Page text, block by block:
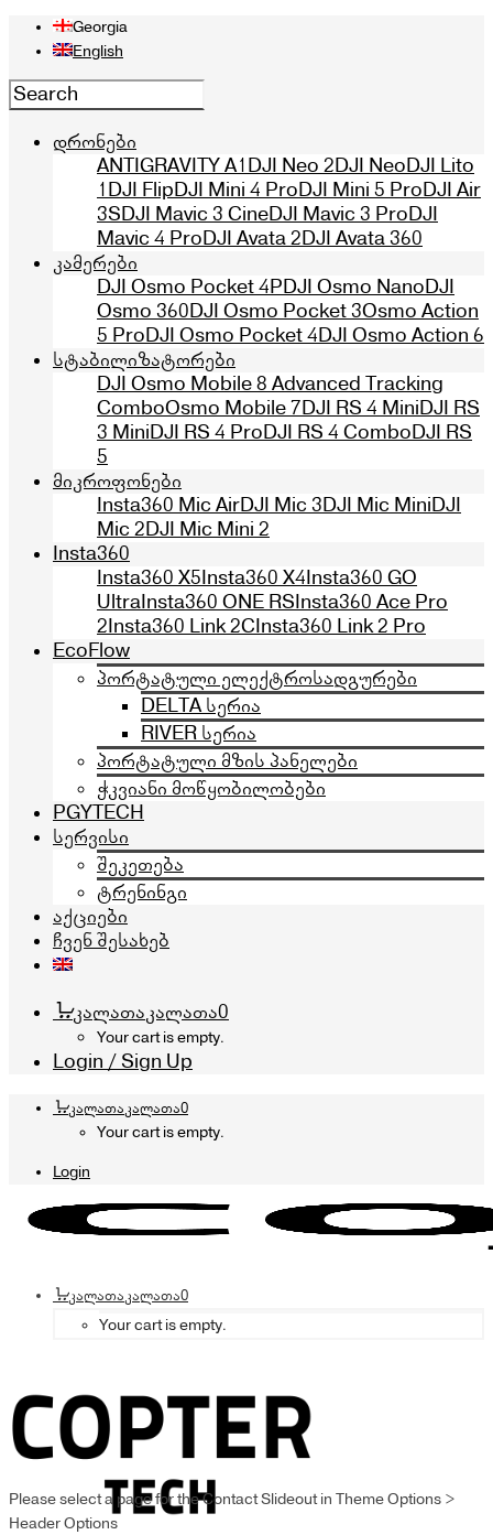
Georgia
English
დრონები
ANTIGRAVITY A1DJI Neo 2DJI NeoDJI Lito
1DJI FlipDJI Mini 4 ProDJI Mini 5 ProDJI Air
3SDJI Mavic 3 CineDJI Mavic 3 ProDJI
Mavic 4 ProDJI Avata 2DJI Avata 360
კამერები
DJI Osmo Pocket 4PDJI Osmo NanoDJI
Osmo 360DJI Osmo Pocket 3Osmo Action
5 ProDJI Osmo Pocket 4DJI Osmo Action 6
სტაბილიზატორები
DJI Osmo Mobile 8 Advanced Tracking
ComboOsmo Mobile 7DJI RS 4 MiniDJI RS
3 MiniDJI RS 4 ProDJI RS 4 ComboDJI RS
5
მიკროფონები
Insta360 Mic AirDJI Mic 3DJI Mic MiniDJI
Mic 2DJI Mic Mini 2
Insta360
Insta360 X5Insta360 X4Insta360 GO
UltraInsta360 ONE RSInsta360 Ace Pro
2Insta360 Link 2CInsta360 Link 2 Pro
EcoFlow
პორტატული ელექტროსადგურები
DELTA სერია
RIVER სერია
პორტატული მზის პანელები
ჭკვიანი მოწყობილობები
PGYTECH
სერვისი
შეკეთება
ტრენინგი
აქციები
ჩვენ შესახებ
კალათაკალათა0
Your cart is empty.
Login / Sign Up
კალათაკალათა0
Your cart is empty.
Login
კალათაკალათა0
Your cart is empty.
Please select a page for the Contact Slideout in Theme Options >
Header Options